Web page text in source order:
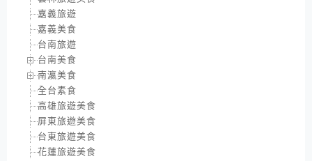
嘉義旅遊
嘉義美食
台南旅遊
台南美食
南瀛美食
全台素食
高雄旅遊美食
屏東旅遊美食
台東旅遊美食
花蓮旅遊美食